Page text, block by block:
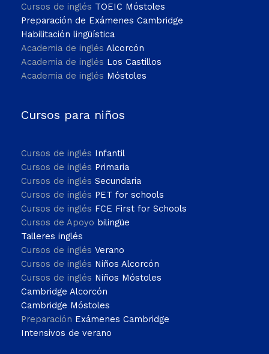
Cursos de inglés TOEIC Móstoles
Preparación de Exámenes Cambridge
Habilitación lingüística
Academia de inglés Alcorcón
Academia de inglés Los Castillos
Academia de inglés Móstoles
Cursos para niños
Cursos de inglés Infantil
Cursos de inglés Primaria
Cursos de inglés Secundaria
Cursos de inglés PET for schools
Cursos de inglés FCE First for Schools
Cursos de Apoyo bilingüe
Talleres inglés
Cursos de inglés Verano
Cursos de inglés Niños Alcorcón
Cursos de inglés Niños Móstoles
Cambridge Alcorcón
Cambridge Móstoles
Preparación Exámenes Cambridge
Intensivos de verano